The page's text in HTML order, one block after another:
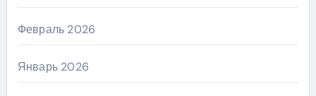
Февраль 2026
Январь 2026